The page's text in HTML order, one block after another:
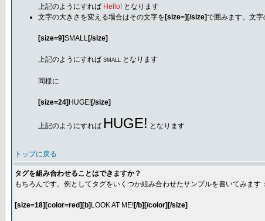
上記のようにすれば Hello! となります
文字の大きさを変える場合はその文字を [size=][/size]で囲みます。文
[size=9]SMALL[/size]
上記のようにすれば SMALL となります
同様に
[size=24] HUGE![/size]
上記のようにすれば HUGE! となります
トップに戻る
タグを組み合わせることはできますか？
もちろんです。例としてタグをいくつか組み合わせたサンプルを書いてみます：
[size=18][color=red][b] LOOK AT ME![/b][/color][/size]